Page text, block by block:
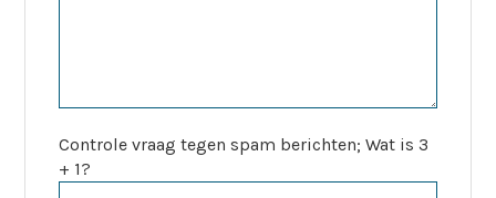
Controle vraag tegen spam berichten; Wat is 3
+ 1?